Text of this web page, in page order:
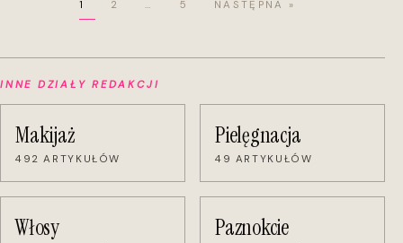
1 2 … 5 NASTĘPNA »
INNE DZIAŁY REDAKCJI
Makijaż
492 ARTYKUŁÓW
Pielęgnacja
49 ARTYKUŁÓW
Włosy Paznokcie